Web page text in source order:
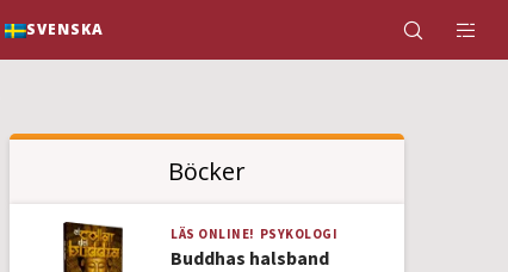
SVENSKA
Böcker
LÄS ONLINE! PSYKOLOGI
Buddhas halsband